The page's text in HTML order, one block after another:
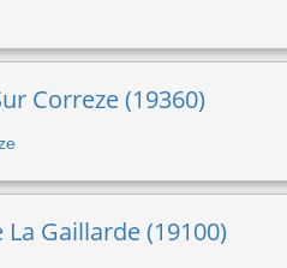
Correze (19360)
Gaillarde (19100)